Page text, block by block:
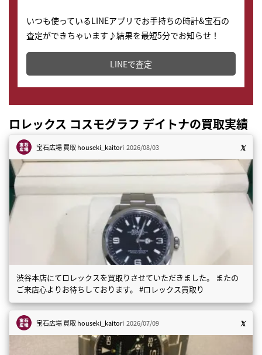
いつも使っているLINEアプリでお手持ちの時計&宝石の
査定ができちゃいます♪結果を最短5分でお知らせ！
どこからでもすぐに査定金額を知ることが出来ます。
LINEで査定
ロレックス コスモグラフ デイトナの買取実績
宝石広場 買取houseki_kaitori 2026/08/03
渋谷本店にてロレックスを買取りさせていただきました。 またの
ご来店心よりお待ちしております。 #ロレックス買取り
宝石広場 買取houseki_kaitori 2026/07/09